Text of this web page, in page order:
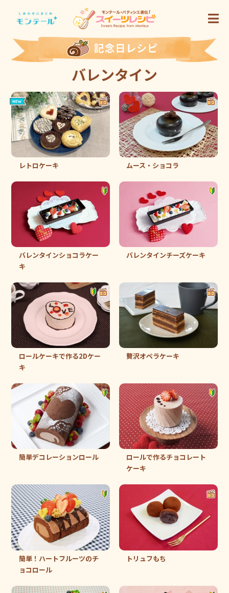
バレンタイン
レトロケーキ ムース・ショコラ
バレンタインショコラケー
キ
バレンタインチーズケーキ
ロールケーキで作る2Dケー
キ
贅沢オペラケーキ
簡単デコレーションロール
ロールで作るチョコレート
ケーキ
簡単！ハートフルーツのチ
ョコロール
トリュフもち